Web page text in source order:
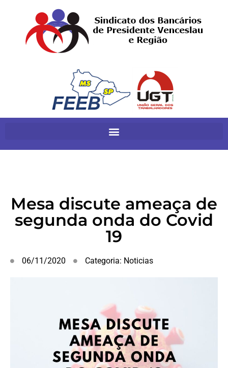
Mesa discute ameaça de
segunda onda do Covid
19
06/11/2020 Categoria: Noticias